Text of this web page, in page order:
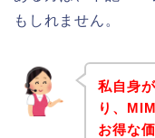
もしれません。
私自身
り、
お得な